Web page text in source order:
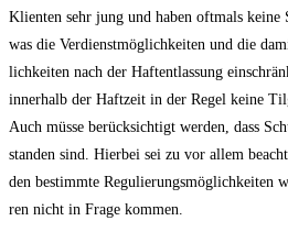
Kli­en­ten sehr jung und haben oft­mals kei­ne
was die Ver­dienst­mög­lich­kei­ten und die
lich­kei­ten nach der Haft­ent­las­sung
inner­halb der Haft­zeit in der Regel kei­ne
Auch müs­se berück­sich­tigt wer­den, dass
stan­den sind. Hier­bei sei zu vor allem
den bestimm­te Regu­lie­rungs­mög­lich­kei­ten
ren nicht in Fra­ge kommen.